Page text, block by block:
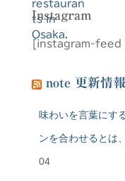
Instagram
[instagram-feed
note 更新情報
味わいを言葉にす
ンを合わせるとは
04